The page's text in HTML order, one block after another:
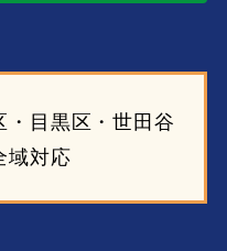
・目黒区・世田谷
域対応